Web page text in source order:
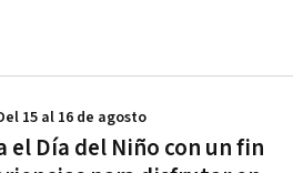
el Día del Niño con un fin
15 al 16 de agosto